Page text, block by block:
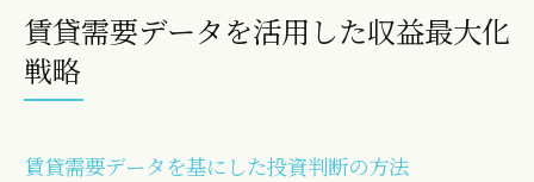
賃貸需要データを活用した収益最大化
戦略
賃貸需要データを基にした投資判断の方法